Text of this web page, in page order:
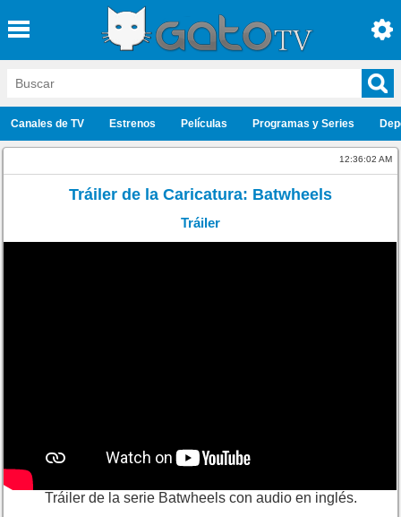
Canales de TV Estrenos Películas Programas y Series
12:36:02 AM
Tráiler de la Caricatura: Batwheels
Tráiler
Tráiler de la serie Batwheels con audio en inglés.